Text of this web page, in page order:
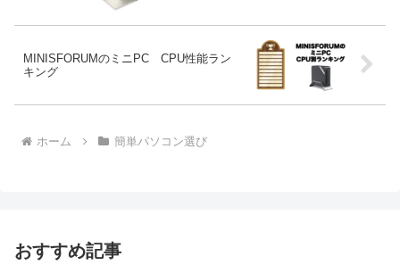
MINISFORUMのミニPC CPU性能ラン
キング
ホーム 簡単パソコン選び
おすすめ記事